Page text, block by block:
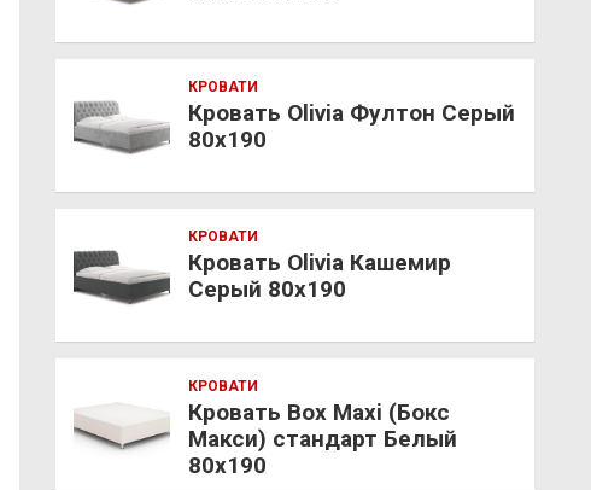
КРОВАТИ
Кровать Olivia Фултон Серый
80х190
КРОВАТИ
Кровать Olivia Кашемир
Серый 80х190
КРОВАТИ
Кровать Box Maxi (Бокс
Макси) стандарт Белый
80х190